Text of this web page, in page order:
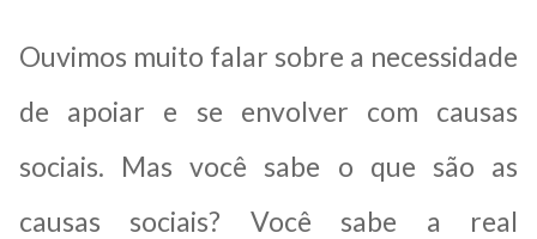
Ouvimos muito falar sobre a necessidade
de apoiar e se envolver com causas
sociais. Mas você sabe o que são as
causas sociais? Você sabe a real